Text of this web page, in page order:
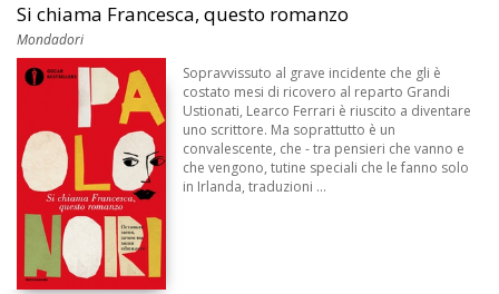
Si chiama Francesca, questo romanzo
Mondadori
Sopravvissuto al grave incidente che gli è
costato mesi di ricovero al reparto Grandi
Ustionati, Learco Ferrari è riuscito a diventare
uno scrittore. Ma soprattutto è un
convalescente, che - tra pensieri che vanno e
che vengono, tutine speciali che le fanno solo
in Irlanda, traduzioni ...